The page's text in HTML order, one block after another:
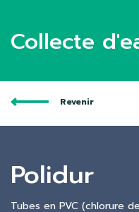
Collecte
Revenir
Polidur
Tubes en PVC (chlorure